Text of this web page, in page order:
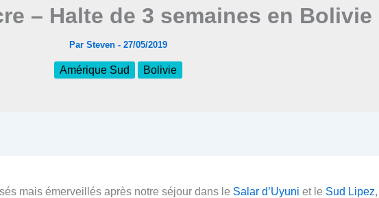
– Halte de 3 semaines en Bolivie
Par Steven - 27/05/2019
Amérique Sud Bolivie
mais émerveillés après notre séjour dans le Salar d’Uyuni et le Sud Lipez,